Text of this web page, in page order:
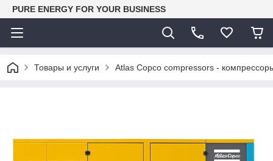
PURE ENERGY FOR YOUR BUSINESS
Товары и услуги Atlas Copco compressors -